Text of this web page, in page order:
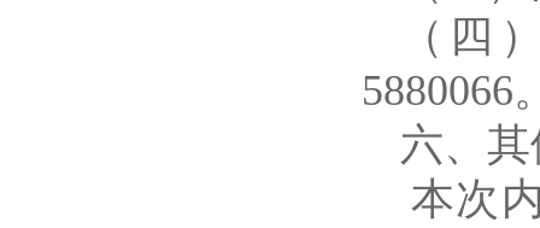
（四
5880066
六、
本次